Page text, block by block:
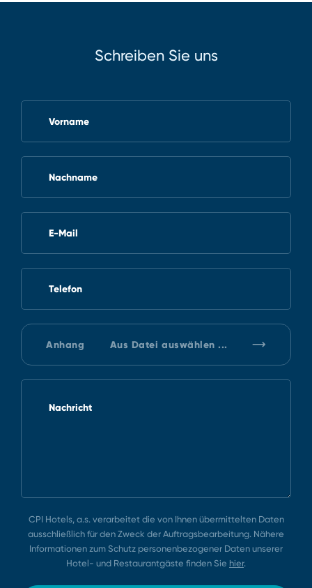
Schreiben Sie uns
Vorname
Nachname
E-Mail
Telefon
Anhang Aus Datei auswählen ...
Nachricht
CPI Hotels, a.s. verarbeitet die von Ihnen übermittelten Daten
ausschließlich für den Zweck der Auftragsbearbeitung. Nähere
Informationen zum Schutz personenbezogener Daten unserer
Hotel⁠-⁠ und Restaurantgäste finden Sie hier.